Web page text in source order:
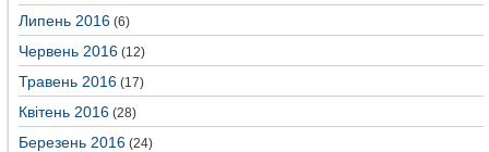
Липень 2016 (6)
Червень 2016 (12)
Травень 2016 (17)
Квітень 2016 (28)
Березень 2016 (24)